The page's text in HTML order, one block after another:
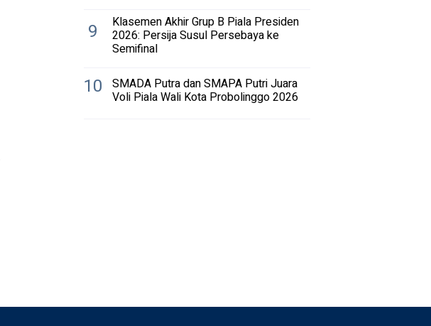
9 Klasemen Akhir Grup B Piala Presiden
2026: Persija Susul Persebaya ke
Semifinal
10 SMADA Putra dan SMAPA Putri Juara
Voli Piala Wali Kota Probolinggo 2026